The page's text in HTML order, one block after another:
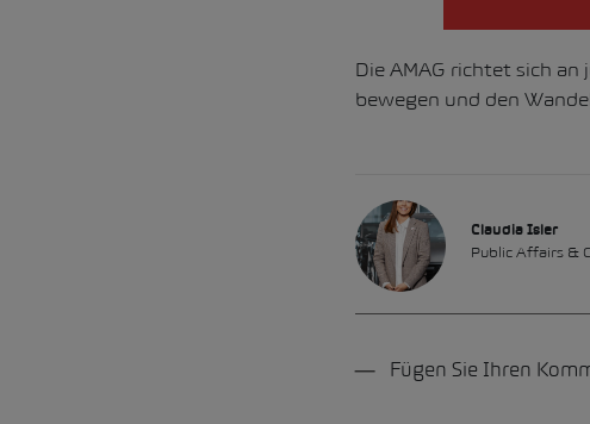
Die AMAG richtet sich
bewegen und den
Claudia Isler
Public Affairs &
Fügen Sie Ihren